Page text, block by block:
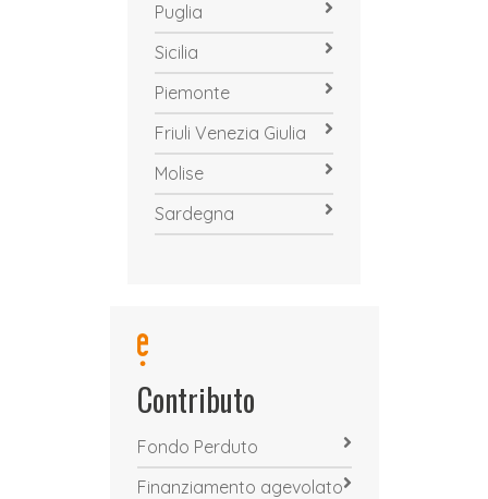
Puglia
Sicilia
Piemonte
Friuli Venezia Giulia
Molise
Sardegna
Contributo
Fondo Perduto
Finanziamento agevolato